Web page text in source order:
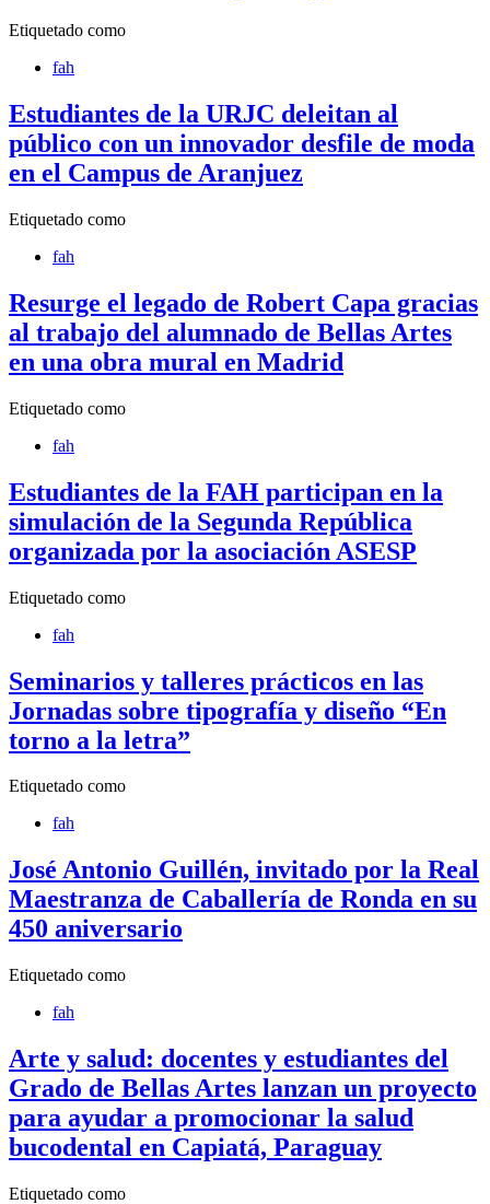
Etiquetado como
fah
Estudiantes de la URJC deleitan al
público con un innovador desfile de moda
en el Campus de Aranjuez
Etiquetado como
fah
Resurge el legado de Robert Capa gracias
al trabajo del alumnado de Bellas Artes
en una obra mural en Madrid
Etiquetado como
fah
Estudiantes de la FAH participan en la
simulación de la Segunda República
organizada por la asociación ASESP
Etiquetado como
fah
Seminarios y talleres prácticos en las
Jornadas sobre tipografía y diseño “En
torno a la letra”
Etiquetado como
fah
José Antonio Guillén, invitado por la Real
Maestranza de Caballería de Ronda en su
450 aniversario
Etiquetado como
fah
Arte y salud: docentes y estudiantes del
Grado de Bellas Artes lanzan un proyecto
para ayudar a promocionar la salud
bucodental en Capiatá, Paraguay
Etiquetado como